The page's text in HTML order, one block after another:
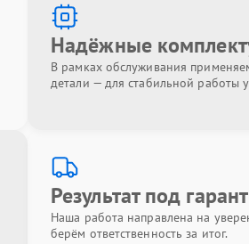
Надёжные
В рамках обслуживания
детали — для стабильной работы
Результат под
Наша работа направлена на
берём ответственность за итог.